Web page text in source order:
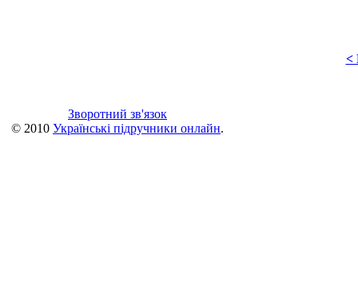
<
Зворотний зв'язок
© 2010 Українські підручники онлайн.